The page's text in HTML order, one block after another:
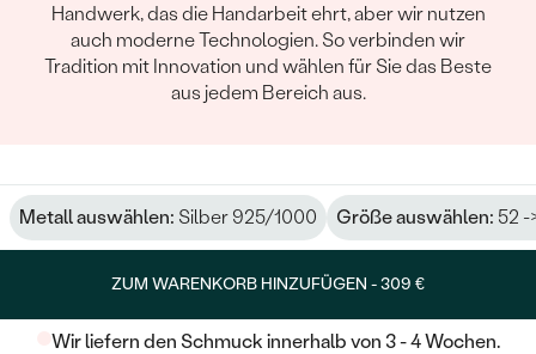
Handwerk, das die Handarbeit ehrt, aber wir nutzen
auch moderne Technologien. So verbinden wir
Tradition mit Innovation und wählen für Sie das Beste
aus jedem Bereich aus.
Metall auswählen: Silber 925/1000 Größe auswählen: 52 -
ZUM WARENKORB HINZUFÜGEN -309 €
Wir liefern den Schmuck innerhalb von 3 - 4 Wochen.